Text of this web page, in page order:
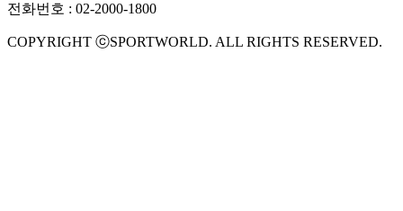
전화번호 : 02-2000-1800
COPYRIGHT ⓒSPORTWORLD. ALL RIGHTS RESERVED.